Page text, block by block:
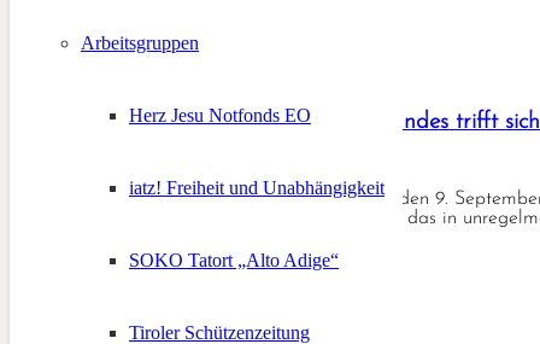
Arbeitsgruppen
Herz Jesu Notfonds EO
iatz! Freiheit und Unabhängigkeit
SOKO Tatort „Alto Adige“
Tiroler Schützenzeitung
Spitze des Schützenbundes trifft
11. September 2017
TRAMIN – Am Samstag, den 9.
halten. Bei diesem Treffen, das in